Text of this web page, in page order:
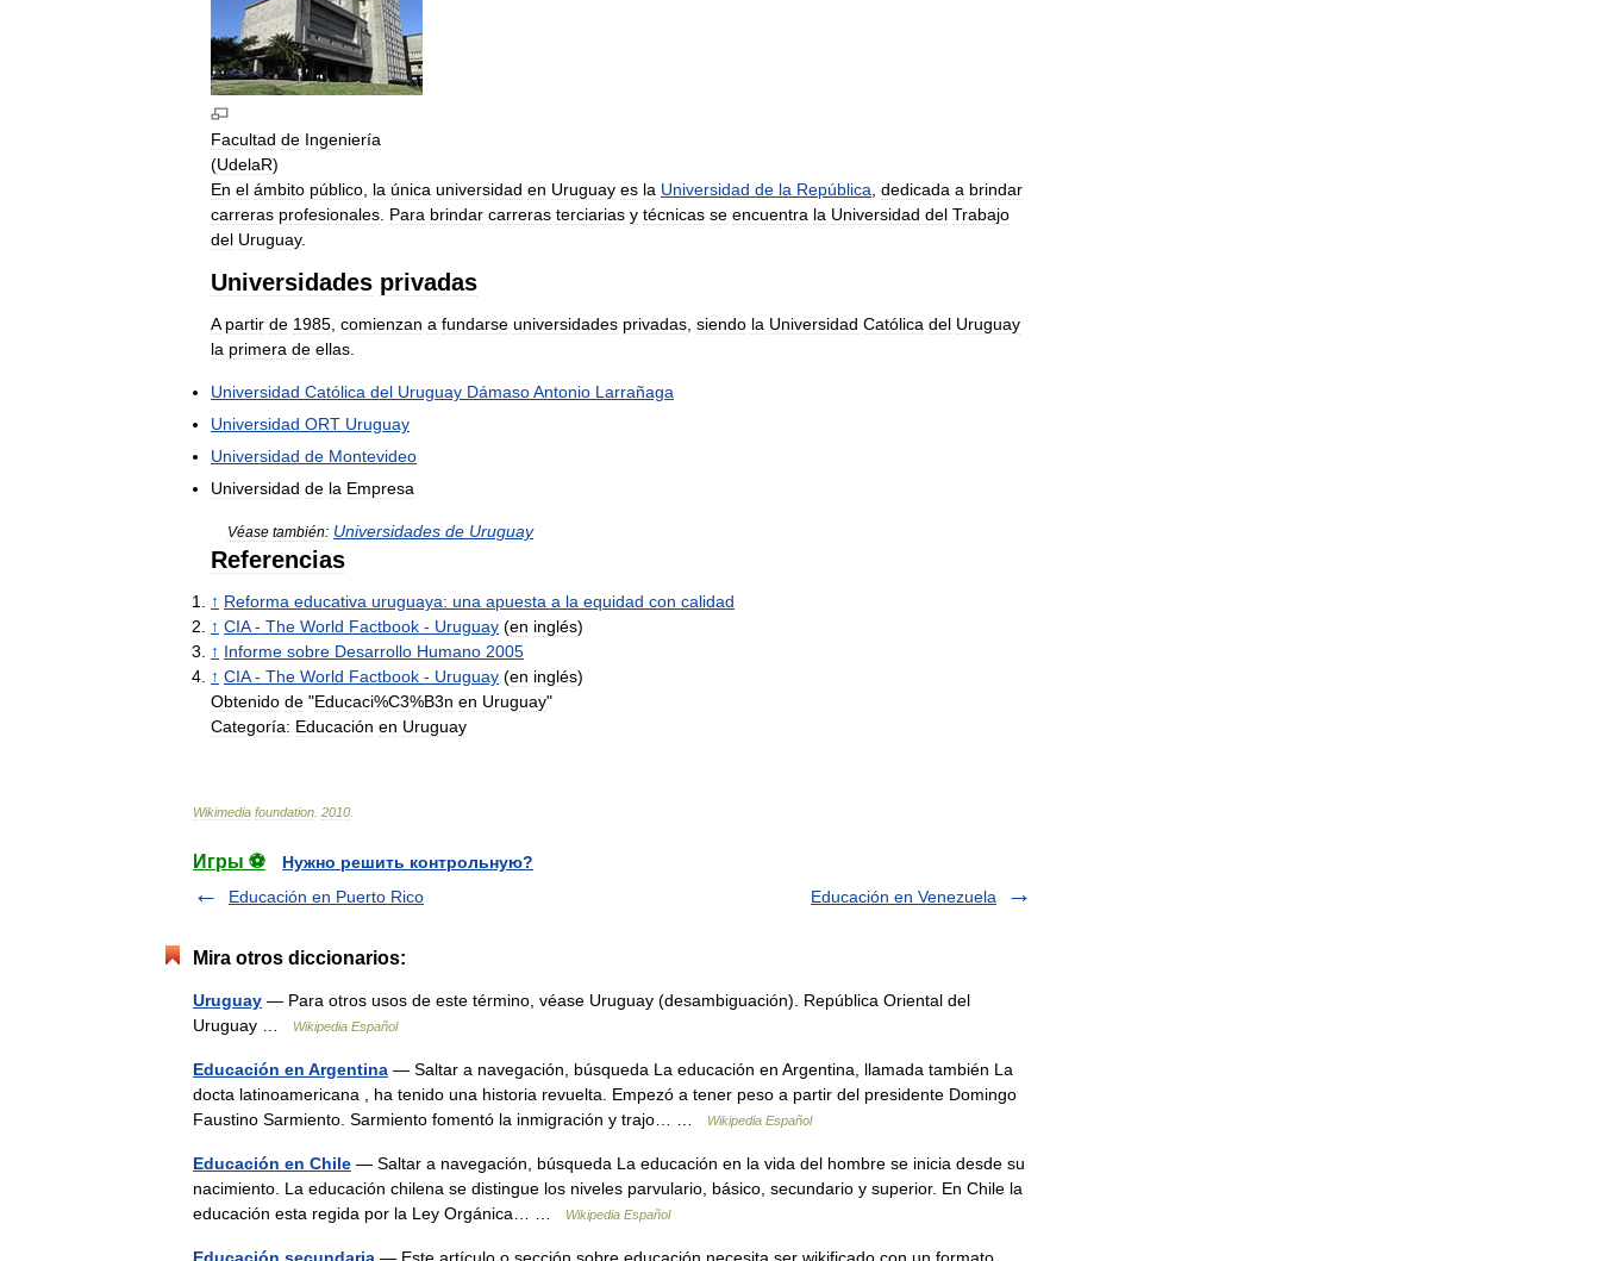
Facultad de Ingeniería
(UdelaR)
En el ámbito público la única universidad en Uruguay es la Universidad de la República dedicada a brindar
carreras profesionales Para brindar carreras terciarias y técnicas se encuentra la Universidad del Trabajo
del Uruguay.
Universidades privadas
A partir de 1985 comienzan a fundarse universidades privadas siendo la Universidad Católica del Uruguay
la primera de ellas
Universidad Católica del Uruguay DámasoAntonio Larrañaga
Universidad ORT Uruguay
Universidad de Montevideo
Universidad de la Empresa
Véase también: Universidades de Uruguay
Referencias
↑ Reforma educativa uruguaya: una apuesta a la equidad con calidad
↑ CIA- The World Factbook - Uruguay (en inglés)
↑ Informe sobre Desarrollo Humano 2005
↑ CIA- The World Factbook - Uruguay (en inglés)
Obtenido de "Educaci%C3%B3n en Uruguay"
Categoría: Educación en Uruguay
Wikimedia foundation 2010
Игры ⚽
Нужно решить контрольную?
Educación en Puerto Rico
Educación en Venezuela
Mira otros diccionarios:
Uruguay — Para otros usos de este término, véase Uruguay (desambiguación). República Oriental del
Uruguay …
Wikipedia Español
Educación en Argentina — Saltar a navegación, búsqueda La educación en Argentina, llamada también La
docta latinoamericana , ha tenido una historia revuelta. Empezó a tener peso a partir del presidente Domingo
Faustino Sarmiento. Sarmiento fomentó la inmigración y trajo… …
Wikipedia Español
Educación en Chile — Saltar a navegación, búsqueda La educación en la vida del hombre se inicia desde su
nacimiento. La educación chilena se distingue los niveles parvulario, básico, secundario y superior. En Chile la
educación esta regida por la Ley Orgánica… …
Wikipedia Español
Educación secundaria — Este artículo o sección sobre educación necesita ser wikificado con un formato